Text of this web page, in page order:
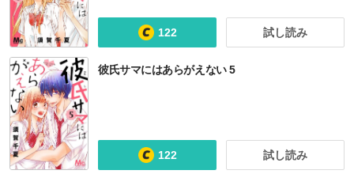
122 試し読み
彼氏サマにはあらがえない 5
122 試し読み